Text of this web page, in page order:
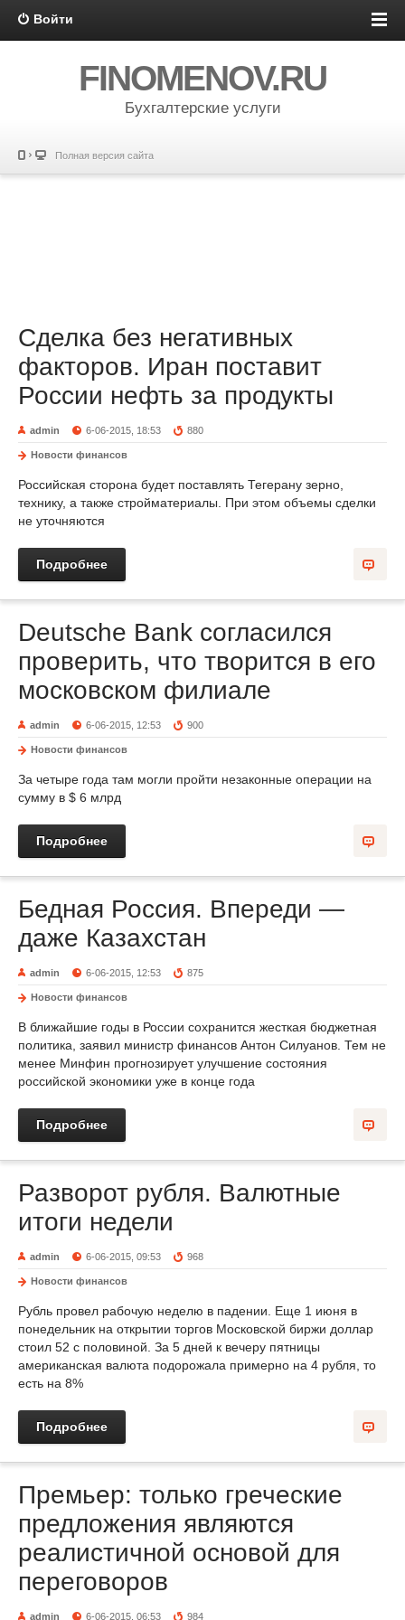
Войти
FINOMENOV.RU
Бухгалтерские услуги
Полная версия сайта
Сделка без негативных
факторов. Иран поставит
России нефть за продукты
admin 6-06-2015, 18:53 880
Новости финансов
Российская сторона будет поставлять Тегерану зерно,
технику, а также стройматериалы. При этом объемы сделки
не уточняются
Подробнее
Deutsche Bank согласился
проверить, что творится в его
московском филиале
admin 6-06-2015, 12:53 900
Новости финансов
За четыре года там могли пройти незаконные операции на
сумму в $ 6 млрд
Подробнее
Бедная Россия. Впереди —
даже Казахстан
admin 6-06-2015, 12:53 875
Новости финансов
В ближайшие годы в России сохранится жесткая бюджетная
политика, заявил министр финансов Антон Силуанов. Тем не
менее Минфин прогнозирует улучшение состояния
российской экономики уже в конце года
Подробнее
Разворот рубля. Валютные
итоги недели
admin 6-06-2015, 09:53 968
Новости финансов
Рубль провел рабочую неделю в падении. Еще 1 июня в
понедельник на открытии торгов Московской биржи доллар
стоил 52 с половиной. За 5 дней к вечеру пятницы
американская валюта подорожала примерно на 4 рубля, то
есть на 8%
Подробнее
Премьер: только греческие
предложения являются
реалистичной основой для
переговоров
admin 6-06-2015, 06:53 984